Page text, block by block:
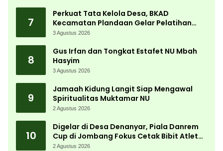
7
Perkuat Tata Kelola Desa, BKAD
Kecamatan Plandaan Gelar Pelatihan
Aparatur Pemdes
3 Agustus 2026
8
Gus Irfan dan Tongkat Estafet NU Mbah
Hasyim
3 Agustus 2026
9
Jamaah Kidung Langit Siap Mengawal
Spiritualitas Muktamar NU
2 Agustus 2026
10
Digelar di Desa Denanyar, Piala Danrem
Cup di Jombang Fokus Cetak Bibit Atlet
Menembak Berprestasi
2 Agustus 2026